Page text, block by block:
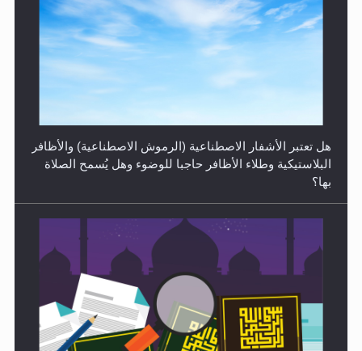
الهجرة: بحث عن الأمن والسلام في سبيل إرساء الأمن
هل تعتبر الأشفار الاصطناعية (الرموش الاصطناعية) والأظافر
البلاستيكية وطلاء الأظافر حاجبا للوضوء وهل يُسمح الصلاة
بها؟